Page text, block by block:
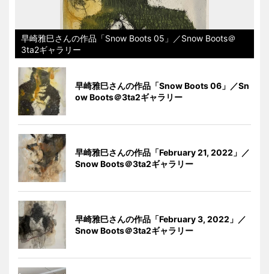
早崎雅巳さんの作品「Snow Boots 05」／Snow Boots＠
3ta2ギャラリー
早崎雅巳さんの作品「Snow Boots 06」／Sn
ow Boots＠3ta2ギャラリー
早崎雅巳さんの作品「February 21, 2022」／
Snow Boots＠3ta2ギャラリー
早崎雅巳さんの作品「February 3, 2022」／
Snow Boots＠3ta2ギャラリー